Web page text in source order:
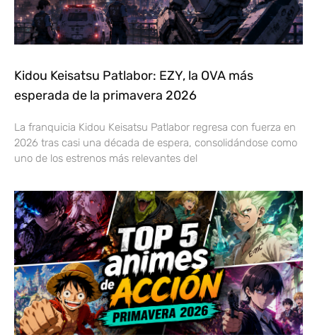
Kidou Keisatsu Patlabor: EZY, la OVA más
esperada de la primavera 2026
La franquicia Kidou Keisatsu Patlabor regresa con fuerza en
2026 tras casi una década de espera, consolidándose como
uno de los estrenos más relevantes del